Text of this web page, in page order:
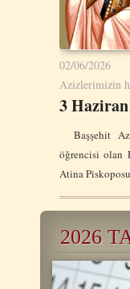
02/06/2026
Azizlerimizin
3
Başşehit
öğrencisi olan
Atina
2026